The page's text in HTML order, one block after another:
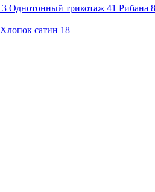
3 Однотонный трикотаж 41 Рибана 8
Хлопок сатин 18